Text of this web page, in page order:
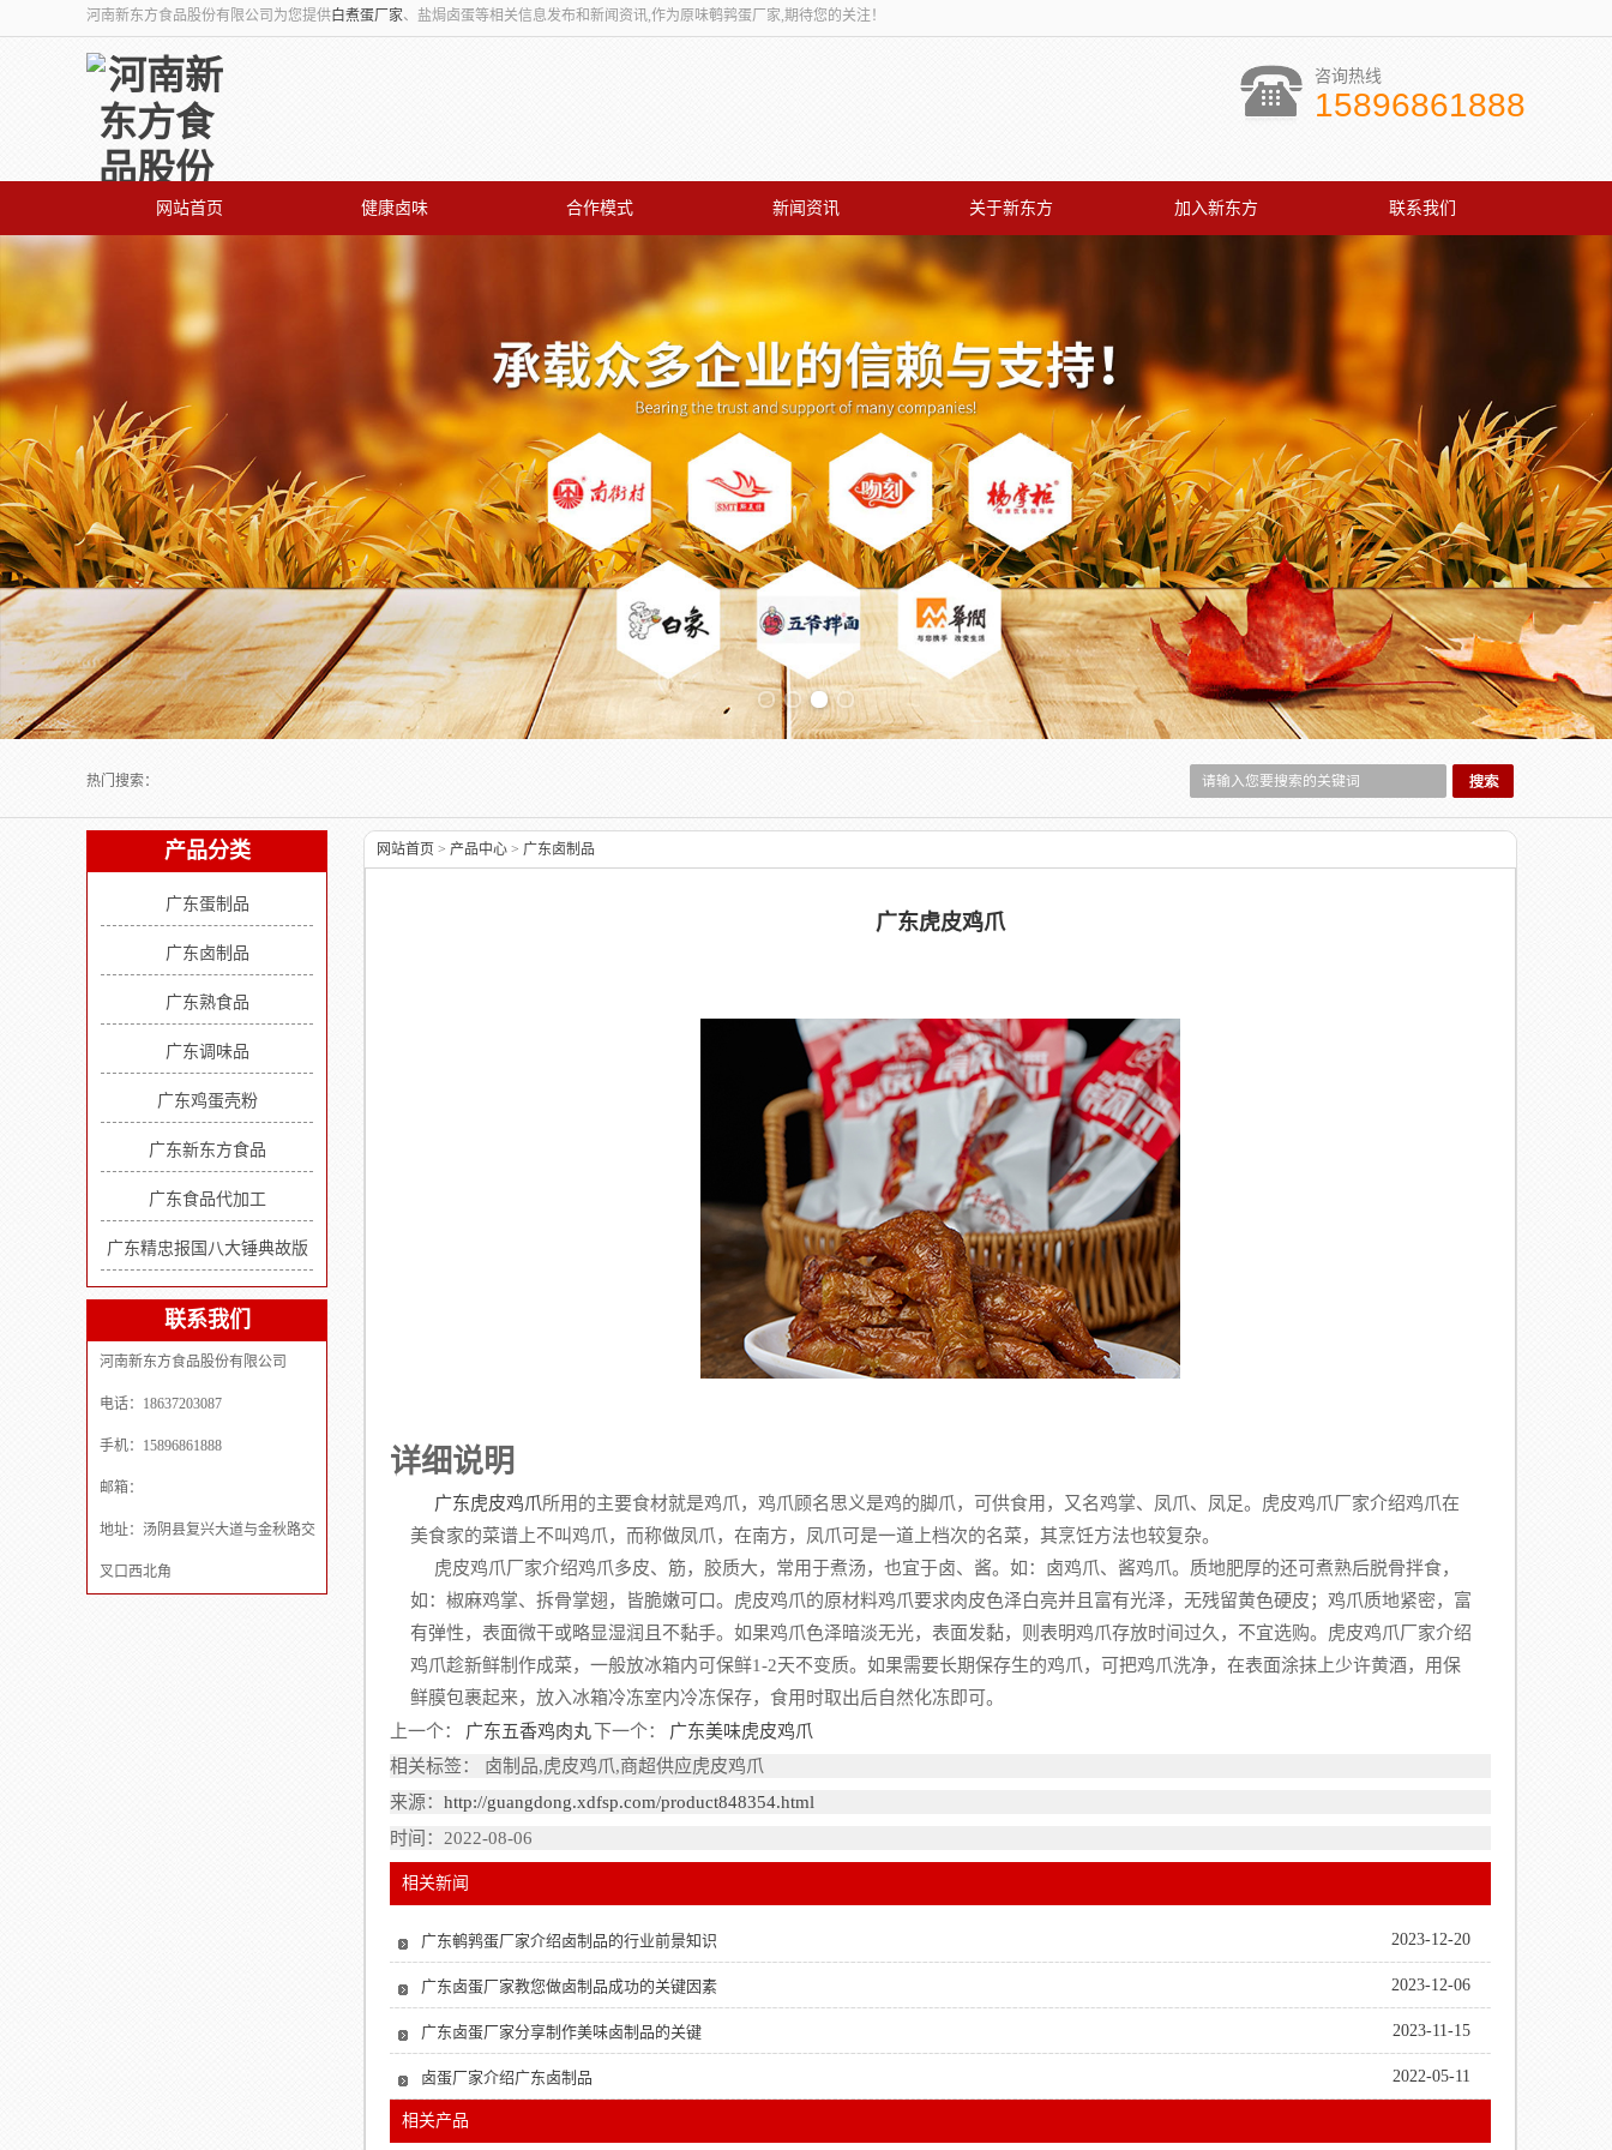
河南新东方食品股份有限公司为您提供白煮蛋厂家、盐焗卤蛋等相关信息发布和新闻资讯,作为原味鹌鹑蛋厂家,期待您的关注！
咨询热线
15896861888
网站首页 健康卤味 合作模式 新闻资讯 关于新东方 加入新东方 联系我们
热门搜索：
产品分类
广东蛋制品
广东卤制品
广东熟食品
广东调味品
广东鸡蛋壳粉
广东新东方食品
广东食品代加工
广东精忠报国八大锤典故版
联系我们
河南新东方食品股份有限公司
电话：18637203087
手机：15896861888
邮箱：
地址：汤阴县复兴大道与金秋路交
叉口西北角
网站首页 > 产品中心 > 广东卤制品
广东虎皮鸡爪
详细说明
广东虎皮鸡爪所用的主要食材就是鸡爪，鸡爪顾名思义是鸡的脚爪，可供食用，又名鸡掌、凤爪、凤足。虎皮鸡爪厂家介绍鸡爪在
美食家的菜谱上不叫鸡爪，而称做凤爪，在南方，凤爪可是一道上档次的名菜，其烹饪方法也较复杂。
虎皮鸡爪厂家介绍鸡爪多皮、筋，胶质大，常用于煮汤，也宜于卤、酱。如：卤鸡爪、酱鸡爪。质地肥厚的还可煮熟后脱骨拌食，
如：椒麻鸡掌、拆骨掌翅，皆脆嫩可口。虎皮鸡爪的原材料鸡爪要求肉皮色泽白亮并且富有光泽，无残留黄色硬皮；鸡爪质地紧密，富
有弹性，表面微干或略显湿润且不黏手。如果鸡爪色泽暗淡无光，表面发黏，则表明鸡爪存放时间过久，不宜选购。虎皮鸡爪厂家介绍
鸡爪趁新鲜制作成菜，一般放冰箱内可保鲜1-2天不变质。如果需要长期保存生的鸡爪，可把鸡爪洗净，在表面涂抹上少许黄酒，用保
鲜膜包裹起来，放入冰箱冷冻室内冷冻保存，食用时取出后自然化冻即可。
上一个：
广东五香鸡肉丸 下一个：
广东美味虎皮鸡爪
相关标签： 卤制品,虎皮鸡爪,商超供应虎皮鸡爪
来源： http://guangdong.xdfsp.com/product848354.html
时间：2022-08-06
相关新闻
2023-12-20
广东鹌鹑蛋厂家介绍卤制品的行业前景知识
2023-12-06
广东卤蛋厂家教您做卤制品成功的关键因素
2023-11-15
广东卤蛋厂家分享制作美味卤制品的关键
2022-05-11
卤蛋厂家介绍广东卤制品
相关产品